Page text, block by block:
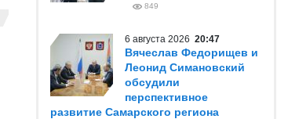
849
6 августа 2026 20:47
Вячеслав Федорищев и
Леонид Симановский
обсудили
перспективное
развитие Самарского региона